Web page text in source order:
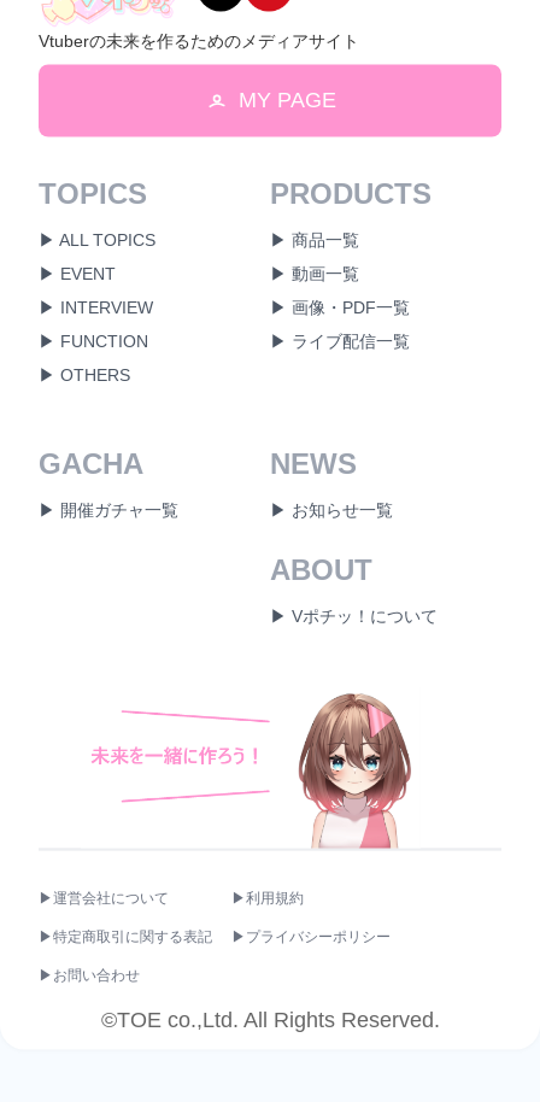
Vtuberの未来を作るためのメディアサイト
MY PAGE
TOPICS
▶ ALL TOPICS
▶ EVENT
▶ INTERVIEW
▶ FUNCTION
▶ OTHERS
PRODUCTS
▶ 商品一覧
▶ 動画一覧
▶ 画像・PDF一覧
▶ ライブ配信一覧
GACHA
▶ 開催ガチャ一覧
NEWS
▶ お知らせ一覧
ABOUT
▶ Vポチッ！について
▶運営会社について ▶利用規約
▶特定商取引に関する表記 ▶プライバシーポリシー
▶お問い合わせ
©TOE co.,Ltd. All Rights Reserved.